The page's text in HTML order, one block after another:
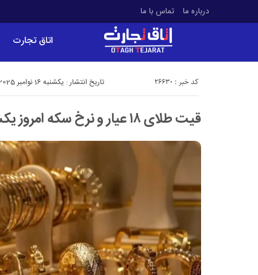
درباره ما تماس با ما
اتاق تجارت
تاریخ انتشار : یکشنبه 16 نوامبر 2025 - 11:36 کد خبر : 26630
قیت طلای ۱۸ عیار و نرخ سکه امروز یکشنبه ۲۵ آبان ۱۴۰۴